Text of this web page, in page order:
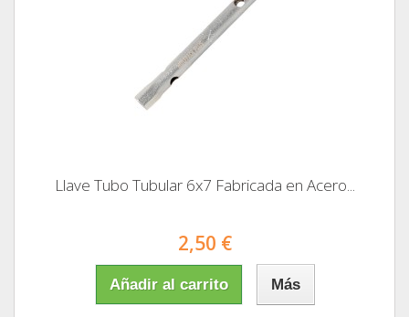
Llave Tubo Tubular 6x7 Fabricada en Acero...
2,50 €
Añadir al carrito Más